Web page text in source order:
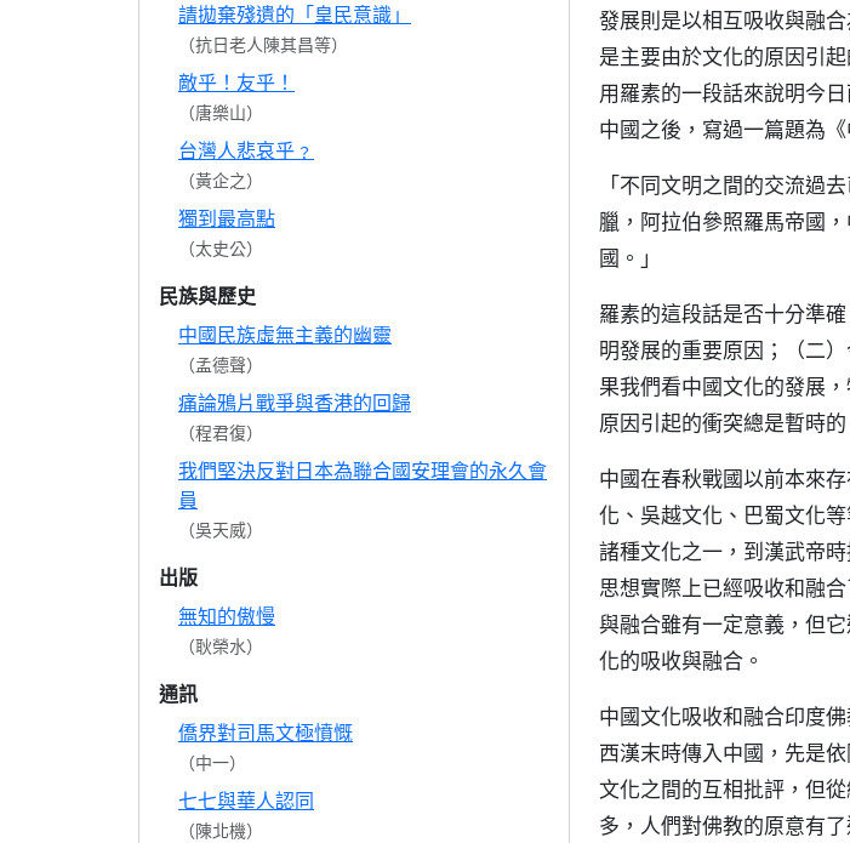
請拋棄殘遺的「皇民意識」
（抗日老人陳其昌等）
敵乎！友乎！
（唐樂山）
台灣人悲哀乎﹖
（黃企之）
獨到最高點
（太史公）
民族與歷史
中國民族虛無主義的幽靈
（孟德聲）
痛論鴉片戰爭與香港的回歸
（程君復）
我們堅決反對日本為聯合國安理會的永久會
員
（吳天威）
出版
無知的傲慢
（耿榮水）
通訊
僑界對司馬文極憤慨
（中一）
七七與華人認同
（陳北機）
發展則是以相互吸收與融
是主要由於文化的原因引
用羅素的一段話來說明今
中國之後，寫過一篇題為
「不同文明之間的交流過
臘，阿拉伯參照羅馬帝國
國。」
羅素的這段話是否十分準
明發展的重要原因；（二
果我們看中國文化的發展
原因引起的衝突總是暫時
中國在春秋戰國以前本來
化、吳越文化、巴蜀文化
諸種文化之一，到漢武帝
思想實際上已經吸收和融
與融合雖有一定意義，但
化的吸收與融合。
中國文化吸收和融合印度
西漢末時傳入中國，先是
文化之間的互相批評，但
多，人們對佛教的原意有